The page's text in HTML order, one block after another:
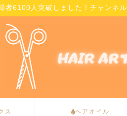
者6100人突破しました！チャンネ
ス ヘアオイル